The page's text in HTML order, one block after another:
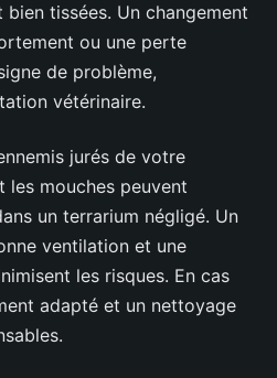
tissées. Un changement
ou une perte
de problème,
vétérinaire.
jurés de votre
les mouches peuvent
un terrarium négligé. Un
ventilation et une
les risques. En cas
adapté et un nettoyage